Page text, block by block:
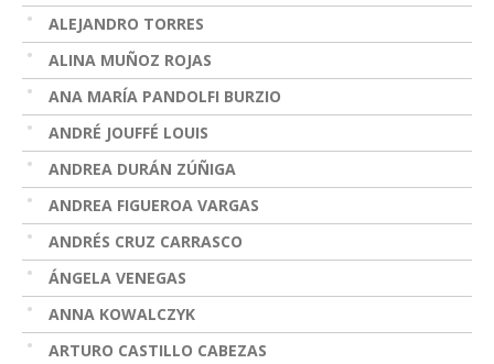
ALEJANDRO TORRES
ALINA MUÑOZ ROJAS
ANA MARÍA PANDOLFI BURZIO
ANDRÉ JOUFFÉ LOUIS
ANDREA DURÁN ZÚÑIGA
ANDREA FIGUEROA VARGAS
ANDRÉS CRUZ CARRASCO
ÁNGELA VENEGAS
ANNA KOWALCZYK
ARTURO CASTILLO CABEZAS